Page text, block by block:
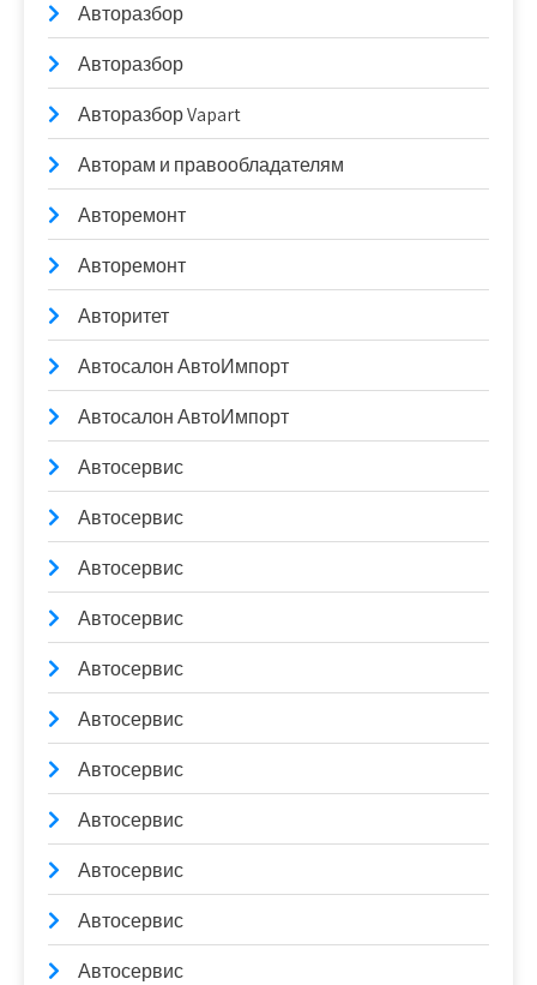
Авторазбор
Авторазбор
Авторазбор Vapart
Авторам и правообладателям
Авторемонт
Авторемонт
Авторитет
Автосалон АвтоИмпорт
Автосалон АвтоИмпорт
Автосервис
Автосервис
Автосервис
Автосервис
Автосервис
Автосервис
Автосервис
Автосервис
Автосервис
Автосервис
Автосервис